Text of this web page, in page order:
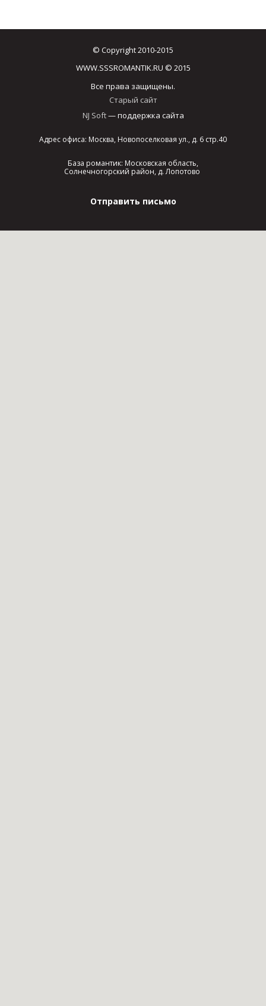
© Copyright 2010-2015
WWW.SSSROMANTIK.RU © 2015
Все права защищены.
Старый сайт
NJ Soft— поддержка сайта
Адрес офиса: Москва, Новопоселковая ул., д. 6 стр.40
База романтик: Московская область,
Солнечногорский район, д. Лопотово
Отправить письмо